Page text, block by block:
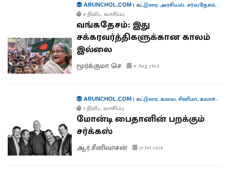
ARUNCHOL.COM| கட்டுரை,அரசியல், சர்வதேசம்,
4 நிமிட வாசிப்பு
வங்கதேசம்: இது
சக்கரவர்த்திகளுக்கான காலம்
இல்லை
மூர்க்குமா செ 11 Aug 2024
ARUNCHOL.COM| கட்டுரை, கலை,சினிமா, கலாச்சாரம்
7 நிமிட வாசிப்பு
மோன்டி பைதானின் பறக்கும்
சர்க்கஸ்
ஆர்.சீனிவாசன் 21 Jul 2024